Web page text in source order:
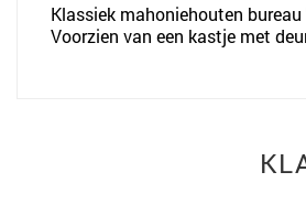
Klassiek mahoniehouten
Voorzien van een kastje met